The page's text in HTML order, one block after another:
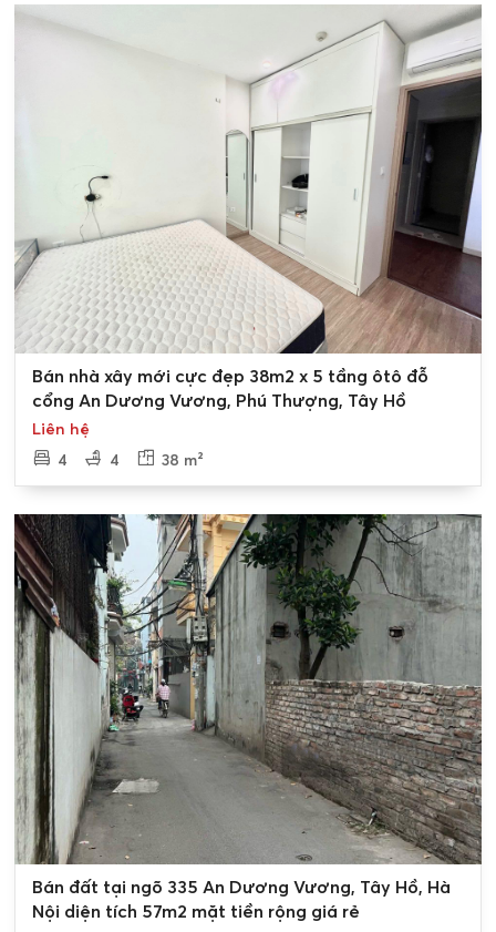
Dương Vương ra sao?
bán nhà đất thổ cư An Dương Vươngđể
đảm bảo rằng thông tin về giá luôn đa dạng và phản ánh
đúng sức hút đặc biệt của khu vực này. Những căn nhà
đẹp với vị trí đắc địa và diện tích lớn thường có giá cao,
thể hiện sự sang trọng và tiện ích vượt trội của khu vực.
Để được tư vấn thêm thông tin chi tiết về
chuyển
nhượng, mua, bán nhà đất An Dương Vương , mời bạn
liên hệ đến văn phòng BĐS Tân Long:
Hotline 0989.734.734
Email: hotline@bdstanlong.com.
Website: bietthuhotay.com
Bán nhà đất Quảng An
Bán nhà xây mới cực đẹp 38m2 x 5 tầng ôtô đỗ
cổng An Dương Vương, Phú Thượng, Tây Hồ
Liên hệ
4
4 38 m²
Bán đất tại ngõ 335 An Dương Vương, Tây Hồ, Hà
Nội diện tích 57m2 mặt tiền rộng giá rẻ